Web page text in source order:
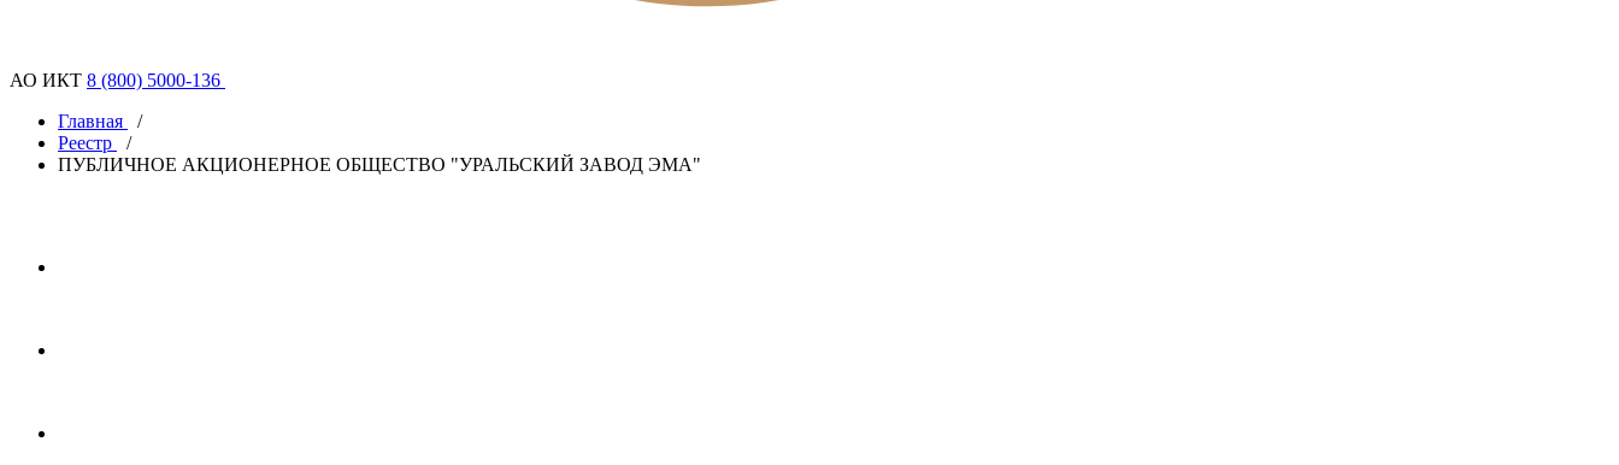
АО ИКТ 8 (800) 5000-136
Главная
/
Реестр
/
ПУБЛИЧНОЕ АКЦИОНЕРНОЕ ОБЩЕСТВО "УРАЛЬСКИЙ ЗАВОД ЭМА"